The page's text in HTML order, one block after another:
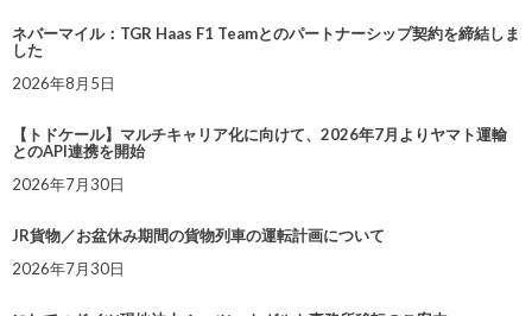
ネバーマイル：TGR Haas F1 Teamとのパートナーシップ契約を締結しま
した
2026年8月5日
【トドケール】マルチキャリア化に向けて、2026年7月よりヤマト運輸
とのAPI連携を開始
2026年7月30日
JR貨物／お盆休み期間の貨物列車の運転計画について
2026年7月30日